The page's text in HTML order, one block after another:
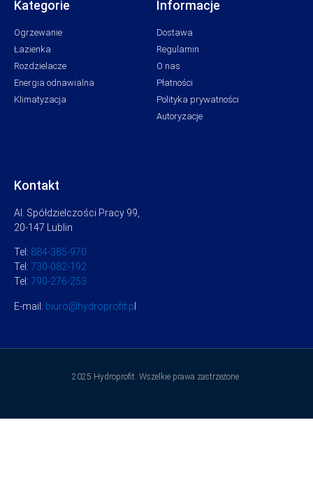
Kategorie
Ogrzewanie
Łazienka
Rozdzielacze
Energia odnawialna
Klimatyzacja
Informacje
Dostawa
Regulamin
O nas
Płatności
Polityka prywatności
Autoryzacje
Kontakt
Al. Spółdzielczości Pracy 99,
20-147 Lublin
Tel: 884-385-970
Tel: 730-082-192
Tel: 790-276-253
E-mail: biuro@hydroprofit.pl
2025 Hydroprofit. Wszelkie prawa zastrzeżone.